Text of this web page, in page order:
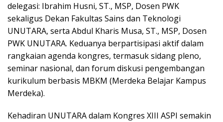
delegasi: Ibrahim Husni, ST., MSP, Dosen PWK
sekaligus Dekan Fakultas Sains dan Teknologi
UNUTARA, serta Abdul Kharis Musa, ST., MSP, Dosen
PWK UNUTARA. Keduanya berpartisipasi aktif dalam
rangkaian agenda kongres, termasuk sidang pleno,
seminar nasional, dan forum diskusi pengembangan
kurikulum berbasis MBKM (Merdeka Belajar Kampus
Merdeka).
Kehadiran UNUTARA dalam Kongres XIII ASPI semakin